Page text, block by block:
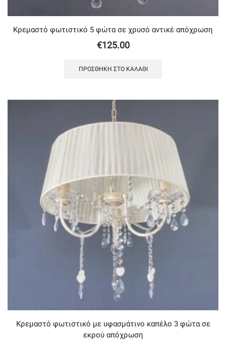
Κρεμαστό φωτιστικό 5 φώτα σε χρυσό αντικέ απόχρωση
€125.00
ΠΡΟΣΘΉΚΗ ΣΤΟ ΚΑΛΆΘΙ
Κρεμαστό φωτιστικό με υφασμάτινο καπέλο 3 φώτα σε
εκρού απόχρωση